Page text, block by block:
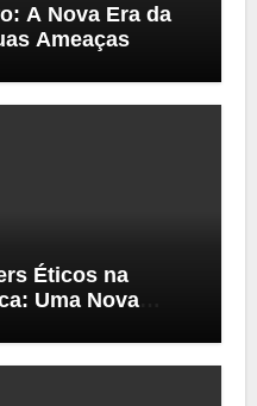
A Nova Era da
Ameaças
Éticos na
Uma Nova